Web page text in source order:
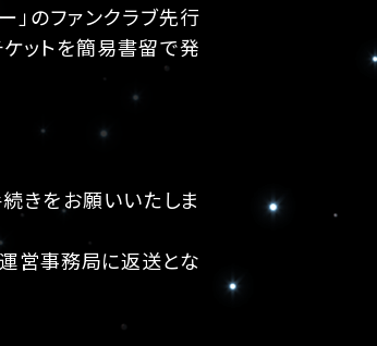
」のファンクラブ先行
ケットを簡易書留で発
きをお願いいたしま
営事務局に返送とな